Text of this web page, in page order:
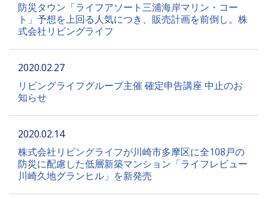
防災タウン「ライフアソート三浦海岸マリン・コー
ト」予想を上回る人気につき、販売計画を前倒し。株
式会社リビングライフ
2020.02.27
リビングライフグループ主催 確定申告講座 中止のお
知らせ
2020.02.14
株式会社リビングライフが川崎市多摩区に全108戸の
防災に配慮した低層新築マンション「ライフレビュー
川崎久地グランヒル」を新発売